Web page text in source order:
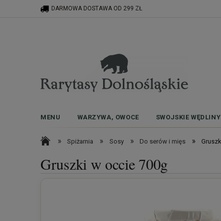
DARMOWA DOSTAWA OD 299 ZŁ
MENU WARZYWA, OWOCE SWOJSKIE WĘDLINY
» Spiżarnia » Sosy » Do serów i mięs »
Gruszki w occie 700g